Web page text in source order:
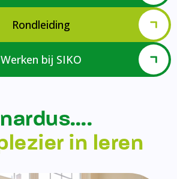
Rondleiding
Werken bij SIKO
in leren